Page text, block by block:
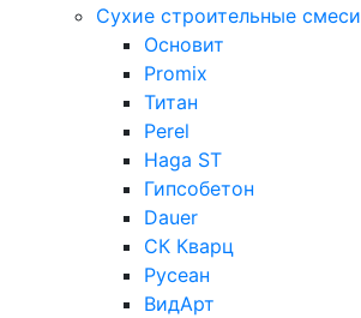
Сухие строительные смеси
Основит
Promix
Титан
Perel
Haga ST
Гипсобетон
Dauer
СК Кварц
Русеан
ВидАрт